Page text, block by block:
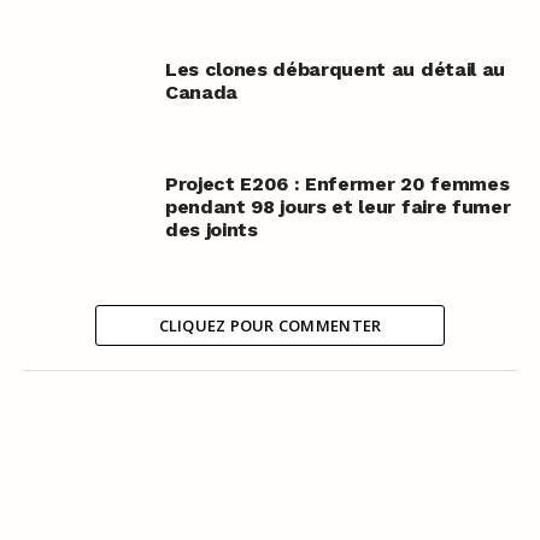
Les clones débarquent au détail au
Canada
Project E206 : Enfermer 20 femmes
pendant 98 jours et leur faire fumer
des joints
CLIQUEZ POUR COMMENTER